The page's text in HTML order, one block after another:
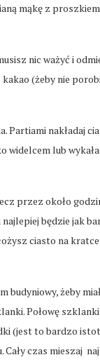
mąkę z
nic ważyć i
(żeby nie
nakładaj
widelcem lub
przez około
będzie jak
ciasto na
żeby
Połowę
(jest to bardzo
czas mieszaj